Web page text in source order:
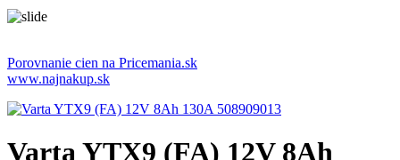
Porovnanie cien na Pricemania.sk
www.najnakup.sk
Varta YTX9 (FA) 12V 8Ah